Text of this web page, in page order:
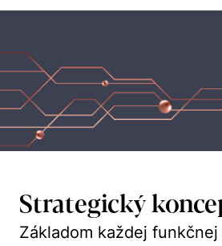
Strategický
Základom každej